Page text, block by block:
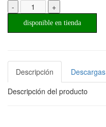
- +
disponible en tienda
Descripción
Descargas
Descripción del producto